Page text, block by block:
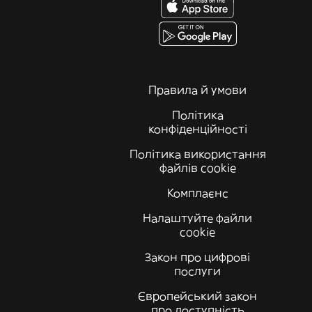
Правила й умови
Політика
конфіденційності
Політика використання
файлів cookie
Комплаєнс
Налаштуйте файли
cookie
Закон про цифрові
послуги
Європейський закон